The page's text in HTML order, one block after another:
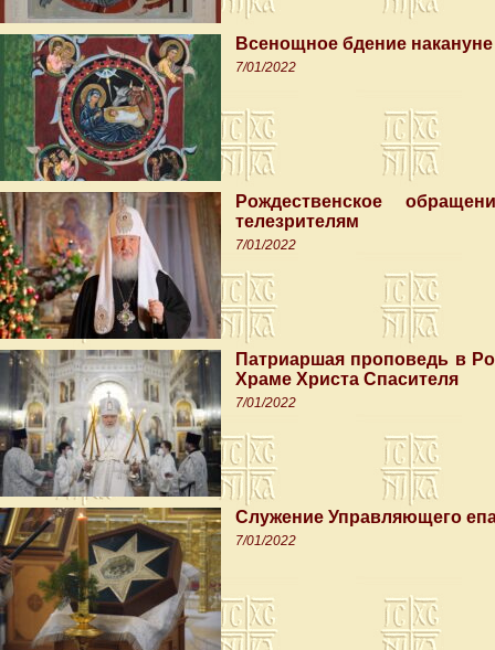
Всенощное бдение
7/01/2022
Рождественское
телезрителям
7/01/2022
Патриаршая проповедь в
Храме Христа Спасителя
7/01/2022
Служение Управляющего
7/01/2022